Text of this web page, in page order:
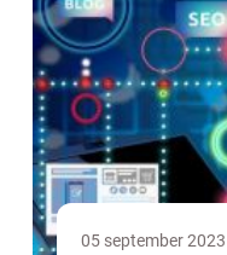
05 september 2023